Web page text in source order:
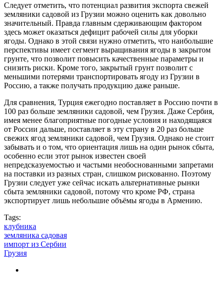
Следует отметить, что потенциал развития экспорта свежей
земляники садовой из Грузии можно оценить как довольно
значительный. Правда главным сдерживающим фактором
здесь может оказаться дефицит рабочей силы для уборки
ягоды. Однако в этой связи нужно отметить, что наибольшие
перспективы имеет сегмент выращивания ягоды в закрытом
грунте, что позволит повысить качественные параметры и
снизить риски. Кроме того, закрытый грунт позволит с
меньшими потерями транспортировать ягоду из Грузии в
Россию, а также получать продукцию даже раньше.
Для сравнения, Турция ежегодно поставляет в Россию почти в
100 раз больше земляники садовой, чем Грузия. Даже Сербия,
имея менее благоприятные погодные условия и находящаяся
от России дальше, поставляет в эту страну в 20 раз больше
свежих ягод земляники садовой, чем Грузия. Однако не стоит
забывать и о том, что ориентация лишь на один рынок сбыта,
особенно если этот рынок известен своей
непредсказуемостью и частыми необоснованными запретами
на поставки из разных стран, слишком рискованно. Поэтому
Грузии следует уже сейчас искать альтернативные рынки
сбыта земляники садовой, потому что кроме РФ, страна
экспортирует лишь небольшие объёмы ягоды в Армению.
Tags:
клубника
земляника садовая
импорт из Сербии
Грузия